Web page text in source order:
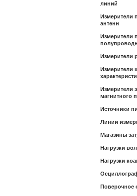
линий
Измерители
антенн
Измерители
Измерители
Измерители
Измерители
магнитного
Источники
Линии
Магазины
Нагрузки
Нагрузки
Поверочное